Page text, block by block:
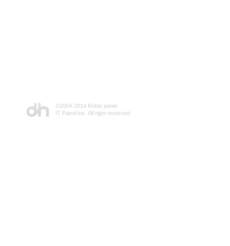
©2004-2014 Robin panel
IT Patrol inc. All right reserved.